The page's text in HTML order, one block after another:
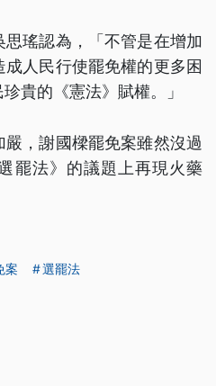
瑤認為，「不管是在增加
人民行使罷免權的更多困
貴的《憲法》賦權。」
，謝國樑罷免案雖然沒過
罷法》的議題上再現火藥
案
選罷法